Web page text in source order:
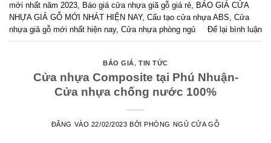
mới nhất năm 2023, Báo giá cửa nhựa giã gỗ giá rẻ, BÁO GIÁ CỬA
NHỰA GIẢ GỖ MỚI NHÁT HIỆN NAY, Cấu tạo cửa nhựa ABS, Cửa
nhựa giả gỗ mới nhất hiện nay, Cửa nhựa phòng ngủ Để lại bình luận
BÁO GIÁ,TIN TỨC
Cửa nhựa Composite tại Phú Nhuận-
Cửa nhựa chống nước 100%
ĐĂNG VÀO 22/02/2023 BỞIPHÒNG NGỦ CỬA GỖ